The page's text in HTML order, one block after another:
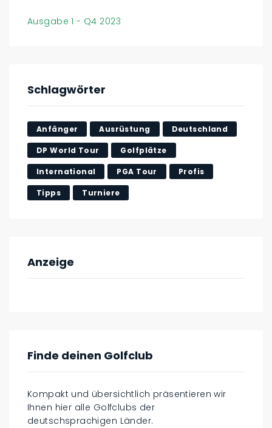
Ausgabe 1 - Q4 2023
Schlagwörter
Anfänger Ausrüstung Deutschland
DP World Tour Golfplätze
International PGA Tour Profis
Tipps Turniere
Anzeige
Finde deinen Golfclub
Kompakt und übersichtlich präsentieren wir
Ihnen hier alle Golfclubs der
deutschsprachigen Länder.